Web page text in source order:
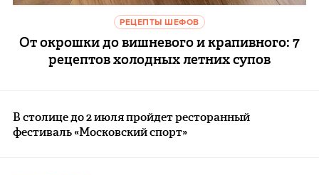
РЕЦЕПТЫ ШЕФОВ
От окрошки до вишневого и крапивного: 7
рецептов холодных летних супов
В столице до 2 июля пройдет ресторанный
фестиваль «Московский спорт»